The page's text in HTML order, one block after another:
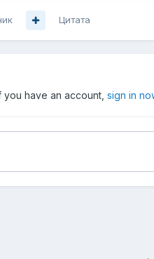
Цитата
have an account, sign in